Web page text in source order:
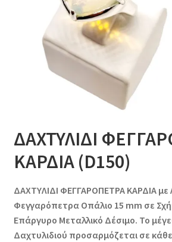
ΔΑΧΤΥΛΙΔΙ
ΚΑΡΔΙΑ (D150)
ΔΑΧΤΥΛΙΔΙ ΦΕΓΓΑΡΟΠΕΤΡΑ ΚΑΡΔΙΑ με
Φεγγαρόπετρα Οπάλιο 15 mm σε
Επάργυρο Μεταλλικό Δέσιμο. Το
Δαχτυλιδιού προσαρμόζεται σε